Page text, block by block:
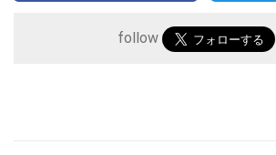
follow